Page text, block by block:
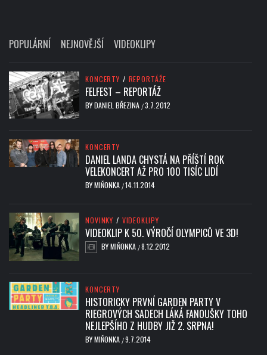
POPULÁRNÍ NEJNOVĚJŠÍ VIDEOKLIPY
KONCERTY / REPORTÁŽE
FELFEST – REPORTÁŽ
BYDANIEL BŘEZINA /3.7.2012
KONCERTY
DANIEL LANDA CHYSTÁ NA PŘÍŠTÍ ROK
VELEKONCERT AŽ PRO 100 TISÍC LIDÍ
BYMIŇONKA /14.11.2014
NOVINKY / VIDEOKLIPY
VIDEOKLIP K 50. VÝROČÍ OLYMPICŮ VE 3D!
BYMIŇONKA /8.12.2012
KONCERTY
HISTORICKY PRVNÍ GARDEN PARTY V
RIEGROVÝCH SADECH LÁKÁ FANOUŠKY TOHO
NEJLEPŠÍHO Z HUDBY JIŽ 2. SRPNA!
BYMIŇONKA /9.7.2014